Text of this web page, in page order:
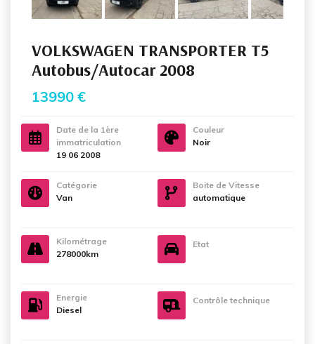
VOLKSWAGEN TRANSPORTER T5
Autobus/Autocar 2008
13990 €
Date de la 1ère
immatriculation
19 06 2008
Catégorie
Van
Kilométrage
278000km
Energie
Diesel
Couleur
Noir
Boite de Vitesse
automatique
Etat
Contrôle technique